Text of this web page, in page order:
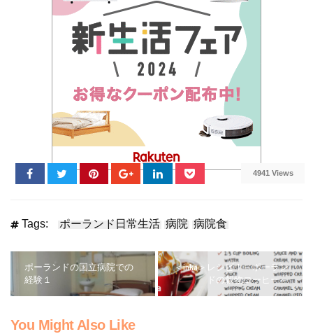
4941 Views
Tags: ポーランド日常生活 病院 病院食
ポーランドの国立病院での
経験１
＜inka＞レシピ！～ポーラン
ドの穀物コーヒー～
You Might Also Like